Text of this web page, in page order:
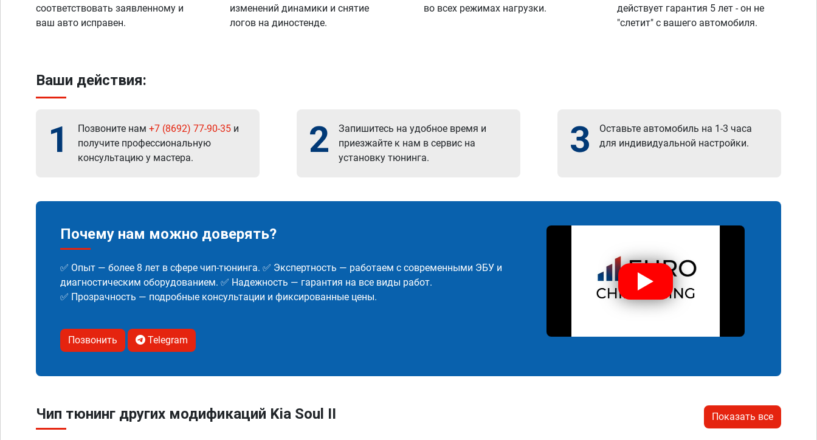
соответствовать заявленному и
ваш авто исправен.
изменений динамики и снятие
логов на диностенде.
во всех режимах нагрузки.
действует гарантия 5 лет - он не
"слетит" с вашего автомобиля.
Ваши действия:
1 Позвоните нам +7 (8692) 77-90-35 и
получите профессиональную
консультацию у мастера.
2
Запишитесь на удобное время и
приезжайте к нам в сервис на
установку тюнинга.
3
Оставьте автомобиль на 1-3 часа
для индивидуальной настройки.
Почему нам можно доверять?
✅ Опыт — более 8 лет в сфере чип-тюнинга. ✅ Экспертность — работаем с современными ЭБУ и
диагностическим оборудованием. ✅ Надежность — гарантия на все виды работ.
✅ Прозрачность — подробные консультации и фиксированные цены.
Позвонить Telegram
Чип тюнинг других модификаций Kia Soul II Показать все